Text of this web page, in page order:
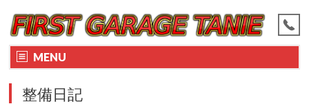
MENU
整備日記